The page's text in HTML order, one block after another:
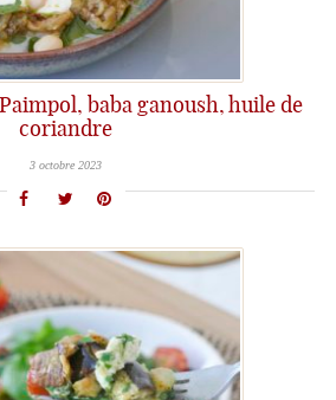
baba ganoush, huile de
coriandre
3 octobre 2023